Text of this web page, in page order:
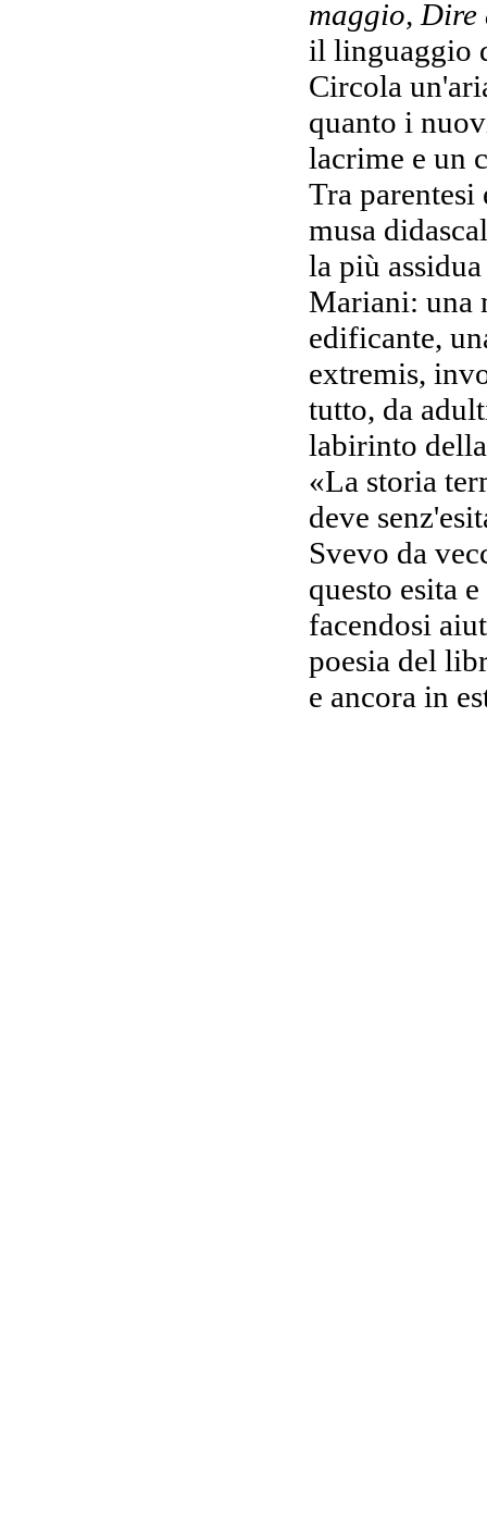
maggio, Dire
il linguaggio
Circola
quanto i
lacrime e un
Tra
musa
la più
Mariani: una
edificante,
extremis,
tutto, da
labirinto
«La storia
deve
Svevo da
questo esita
facendosi
poesia del
e ancora in